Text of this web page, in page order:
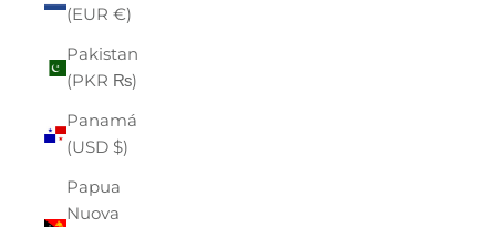
(EUR €)
Pakistan
(PKR ₨)
Panamá
(USD $)
Papua
Nuova